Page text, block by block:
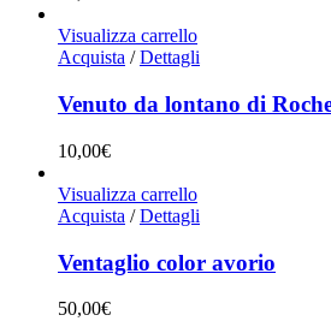
Visualizza carrello
Acquista / Dettagli
Venuto da lontano di
10,00€
Visualizza carrello
Acquista / Dettagli
Ventaglio color avorio
50,00€